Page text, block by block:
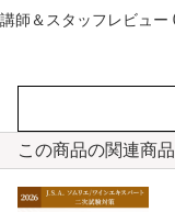
講師＆スタッフレビュー
この商品の関連商品